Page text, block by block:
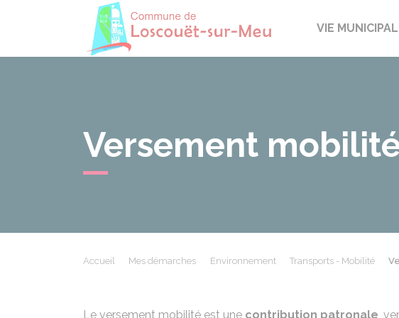
Loscouët-sur-Meu
VIE
Versement
Accueil Mes démarches Environnement Transports - Mobilité
Le versement mobilité est une contribution patronale,